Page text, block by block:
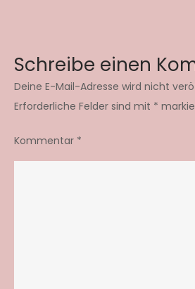
Schreibe einen
Deine E-Mail-Adresse wird nicht
Erforderliche Felder sind mit *
Kommentar *